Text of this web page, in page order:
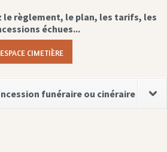
le règlement, le plan, les tarifs, les
échues...
ESPACE CIMETIÈRE
funéraire ou cinéraire